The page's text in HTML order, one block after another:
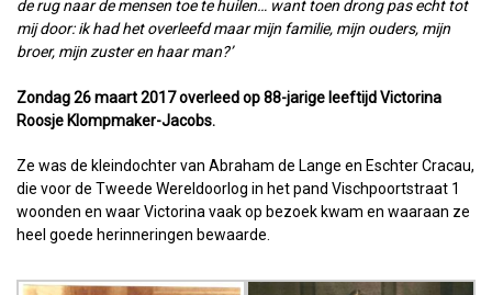
de rug naar de mensen toe te huilen… want toen drong pas echt tot
mij door: ik had het overleefd maar mijn familie, mijn ouders, mijn
broer, mijn zuster en haar man?’
Zondag 26 maart 2017 overleed op 88-jarige leeftijd Victorina
Roosje Klompmaker-Jacobs.
Ze was de kleindochter van Abraham de Lange en Eschter Cracau,
die voor de Tweede Wereldoorlog in het pand Vischpoortstraat 1
woonden en waar Victorina vaak op bezoek kwam en waaraan ze
heel goede herinneringen bewaarde.